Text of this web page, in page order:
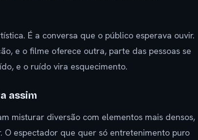
É a conversa que o público esperava ouvir.
e o filme oferece outra, parte das pessoas se
e o ruído vira esquecimento.
assim
misturar diversão com elementos mais densos,
espectador que quer só entretenimento puro